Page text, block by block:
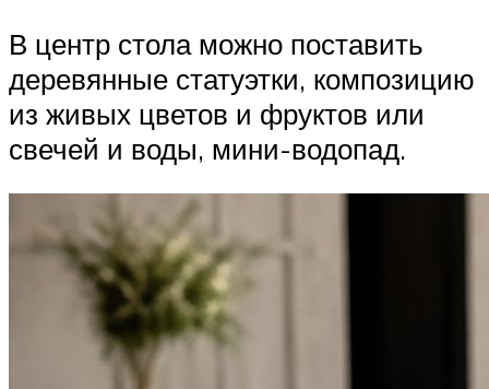
В центр стола можно поставить
деревянные статуэтки, композицию
из живых цветов и фруктов или
свечей и воды, мини-водопад.